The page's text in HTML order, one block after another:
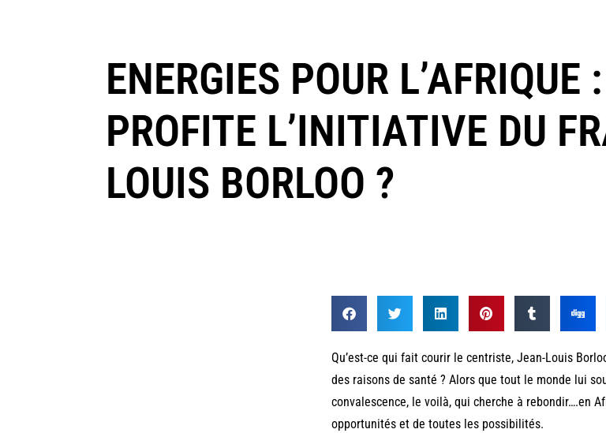
ENERGIES POUR L’AFRIQUE
PROFITE L’INITIATIVE DU
LOUIS BORLOO ?
Qu’est-ce qui fait courir le centriste, Jean-Louis
des raisons de santé ? Alors que tout le monde lui
convalescence, le voilà, qui cherche à rebondir….en
opportunités et de toutes les possibilités.